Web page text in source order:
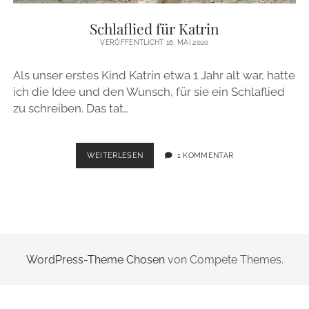
instagram
email
Schlaflied für Katrin
VERÖFFENTLICHT 16. MAI 2020
Als unser erstes Kind Katrin etwa 1 Jahr alt war, hatte
ich die Idee und den Wunsch, für sie ein Schlaflied
zu schreiben. Das tat…
WEITERLESENSCHLAFLIED
FÜR
1 KOMMENTAR
WordPress-Theme Chosenvon Compete Themes.